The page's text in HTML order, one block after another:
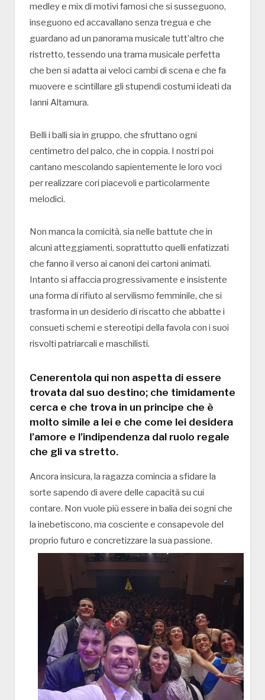
medley e mix di motivi famosi che si susseguono,
inseguono ed accavallano senza tregua e che
guardano ad un panorama musicale tutt’altro che
ristretto, tessendo una trama musicale perfetta
che ben si adatta ai veloci cambi di scena e che fa
muovere e scintillare gli stupendi costumi ideati da
Ianni Altamura.
Belli i balli sia in gruppo, che sfruttano ogni
centimetro del palco, che in coppia. I nostri poi
cantano mescolando sapientemente le loro voci
per realizzare cori piacevoli e particolarmente
melodici.
Non manca la comicità, sia nelle battute che in
alcuni atteggiamenti, soprattutto quelli enfatizzati
che fanno il verso ai canoni dei cartoni animati.
Intanto si affaccia progressivamente e insistente
una forma di rifiuto al servilismo femminile, che si
trasforma in un desiderio di riscatto che abbatte i
consueti schemi e stereotipi della favola con i suoi
risvolti patriarcali e maschilisti.
Cenerentola qui non aspetta di essere
trovata dal suo destino; che timidamente
cerca e che trova in un principe che è
molto simile a lei e che come lei desidera
l’amore e l’indipendenza dal ruolo regale
che gli va stretto.
Ancora insicura, la ragazza comincia a sfidare la
sorte sapendo di avere delle capacità su cui
contare. Non vuole più essere in balia dei sogni che
la inebetiscono, ma cosciente e consapevole del
proprio futuro e concretizzare la sua passione.